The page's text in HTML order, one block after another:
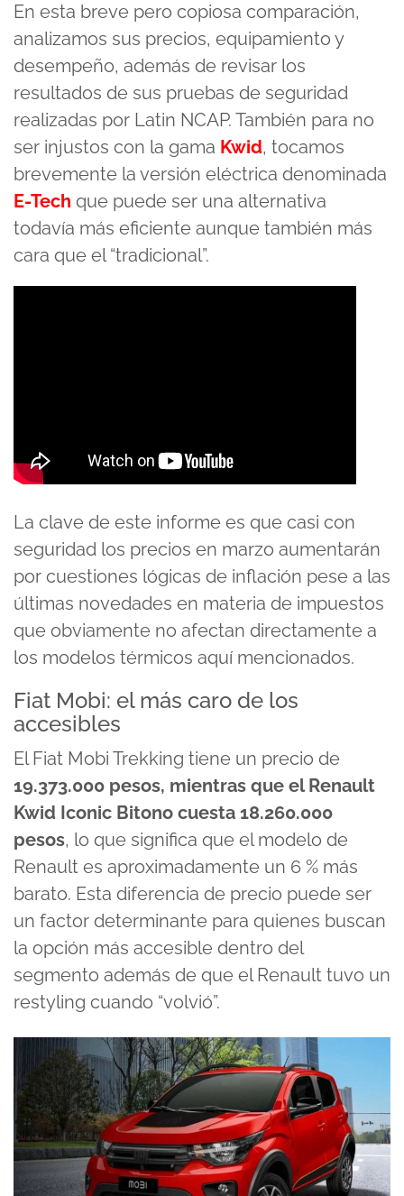
En esta breve pero copiosa comparación,
analizamos sus precios, equipamiento y
desempeño, además de revisar los
resultados de sus pruebas de seguridad
realizadas por Latin NCAP. También para no
ser injustos con la gama Kwid, tocamos
brevemente la versión eléctrica denominada
E-Tech que puede ser una alternativa
todavía más eficiente aunque también más
cara que el “tradicional”.
La clave de este informe es que casi con
seguridad los precios en marzo aumentarán
por cuestiones lógicas de inflación pese a las
últimas novedades en materia de impuestos
que obviamente no afectan directamente a
los modelos térmicos aquí mencionados.
Fiat Mobi: el más caro de los
accesibles
El Fiat Mobi Trekking tiene un precio de
19.373.000 pesos, mientras que el Renault
Kwid Iconic Bitono cuesta 18.260.000
pesos, lo que significa que el modelo de
Renault es aproximadamente un 6 % más
barato. Esta diferencia de precio puede ser
un factor determinante para quienes buscan
la opción más accesible dentro del
segmento además de que el Renault tuvo un
restyling cuando “volvió”.